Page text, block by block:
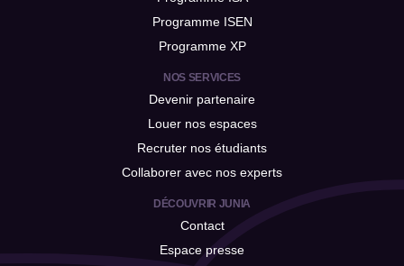
Programme ISEN
Programme XP
NOS SERVICES
Devenir partenaire
Louer nos espaces
Recruter nos étudiants
Collaborer avec nos experts
DÉCOUVRIR JUNIA
Contact
Espace presse